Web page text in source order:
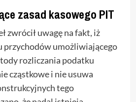
zasad kasowego PIT
zwrócił uwagę na fakt, iż
przychodów umożliwiającego
rozliczania podatku
cząstkowe i nie usuwa
tego